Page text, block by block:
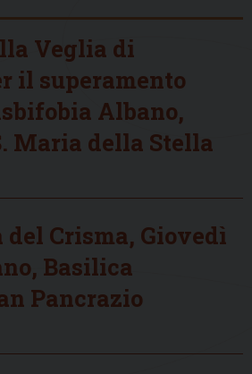
Veglia di
il superamento
Albano,
Maria della Stella
del Crisma, Giovedì
Basilica
Pancrazio